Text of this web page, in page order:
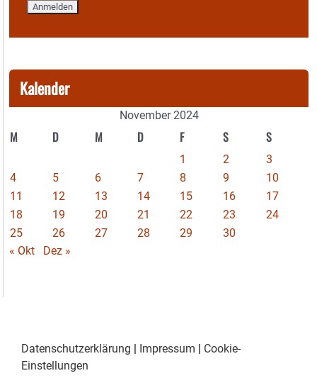
Kalender
November 2024
M D M D F S S
1 2
3
4
5 6 7 8 9
10
11
12 13 14 15 16
17
18
19 20 21 22 23
24
25
26 27 28 29
30
« Okt
Dez »
Datenschutzerklärung | Impressum | Cookie-
Einstellungen